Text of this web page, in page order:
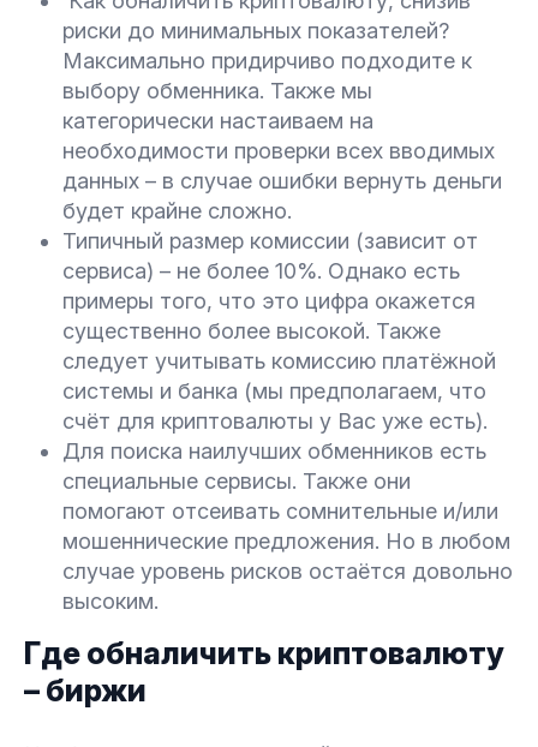
риски до минимальных показателей?
Максимально придирчиво подходите к
выбору обменника. Также мы
категорически настаиваем на
необходимости проверки всех вводимых
данных – в случае ошибки вернуть деньги
будет крайне сложно.
Типичный размер комиссии (зависит от
сервиса) – не более 10%. Однако есть
примеры того, что это цифра окажется
существенно более высокой. Также
следует учитывать комиссию платёжной
системы и банка (мы предполагаем, что
счёт для криптовалюты у Вас уже есть).
Для поиска наилучших обменников есть
специальные сервисы. Также они
помогают отсеивать сомнительные и/или
мошеннические предложения. Но в любом
случае уровень рисков остаётся довольно
высоким.
Где обналичить криптовалюту
– биржи